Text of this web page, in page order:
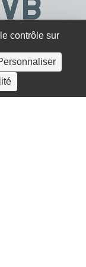
contrôle sur